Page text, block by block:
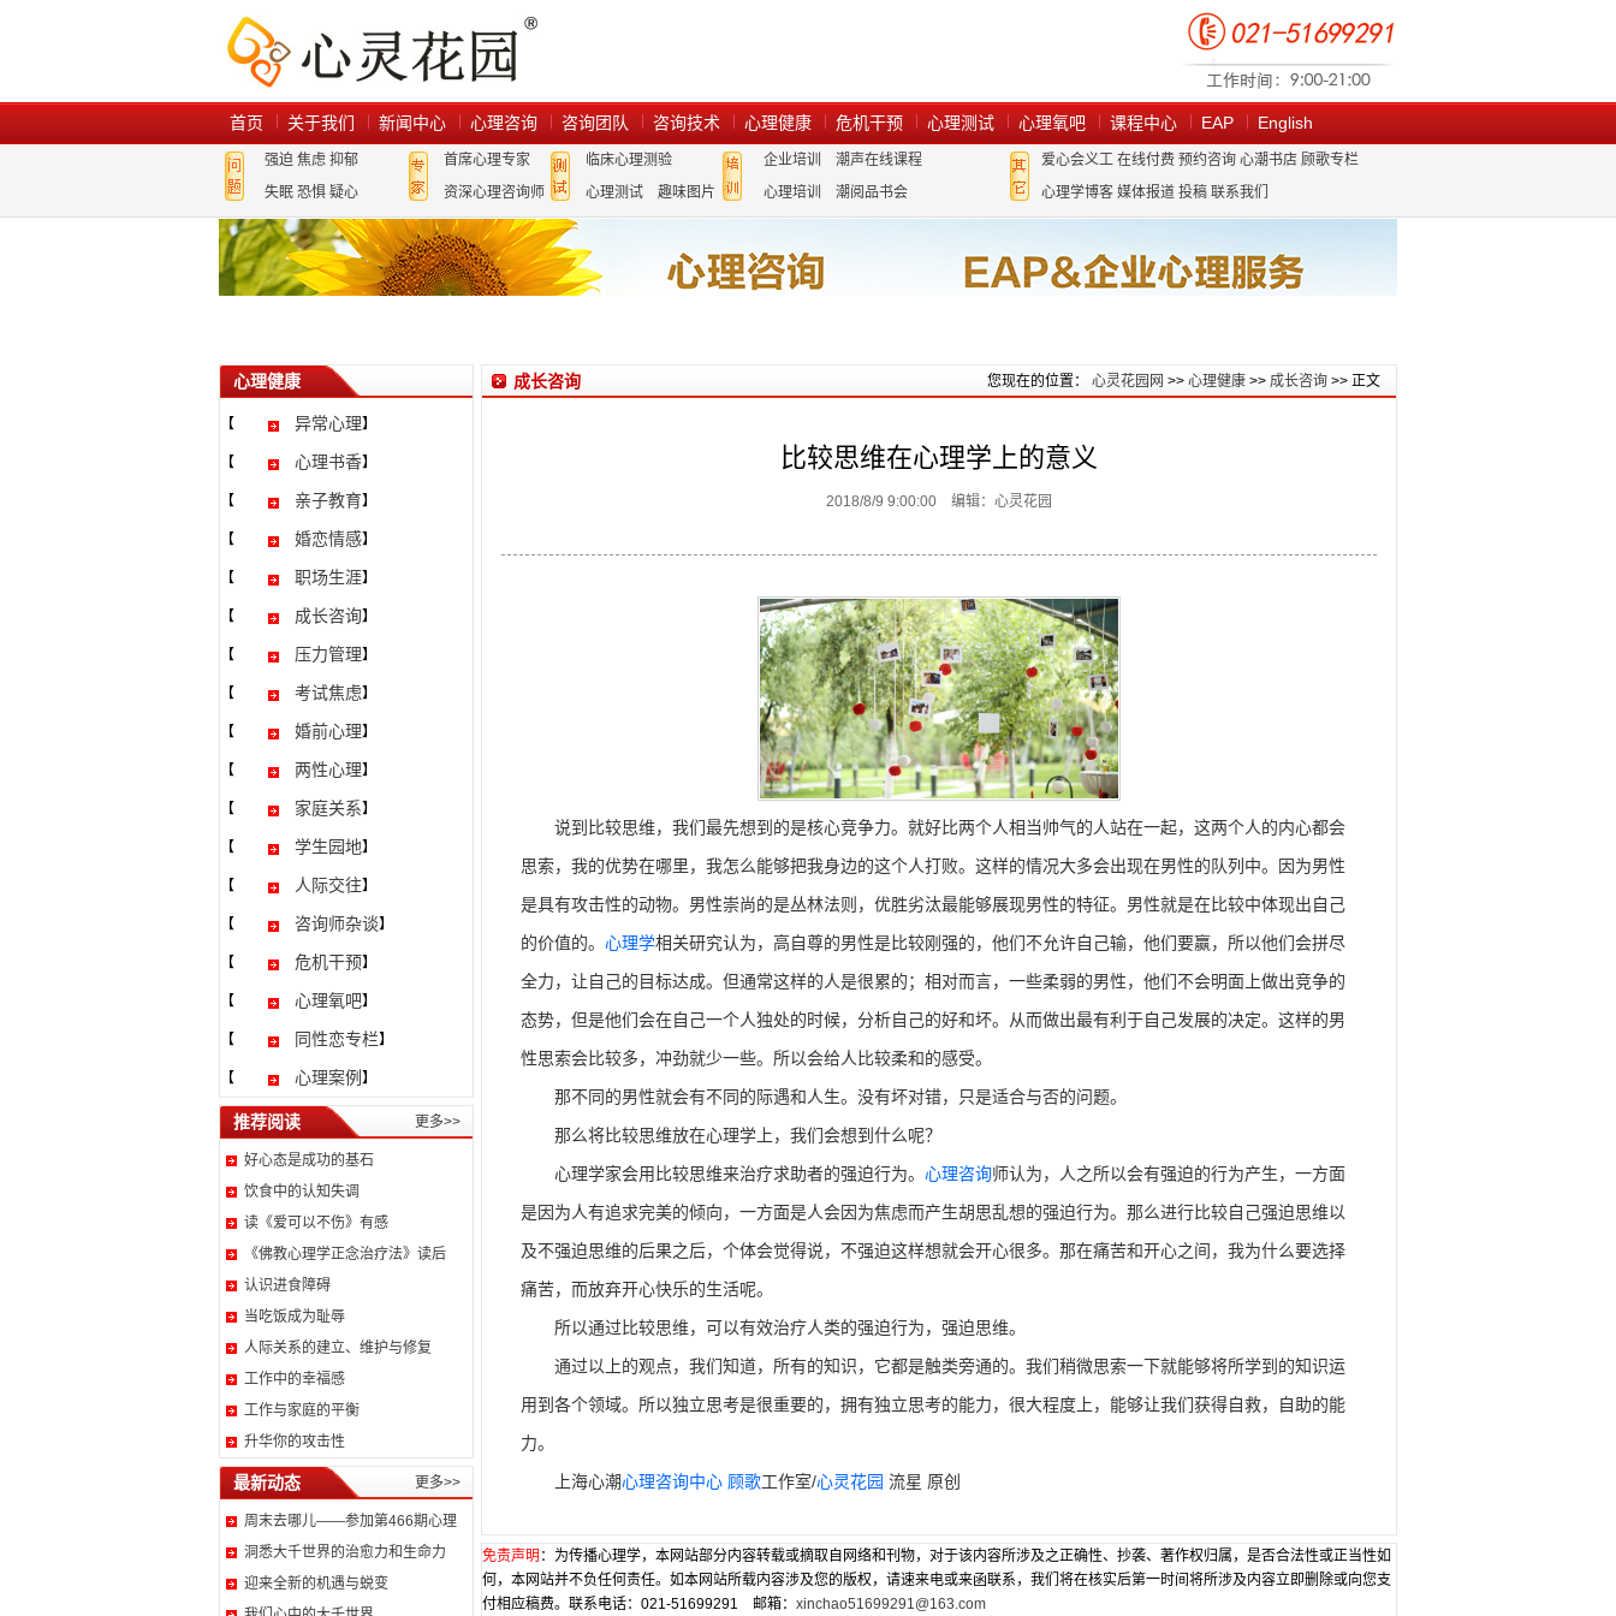
首页 关于我们 新闻中心 心理咨询 咨询团队 咨询技术 心理健康 危机干预 心理测试 心理氧吧 课程中心 EAP English
强迫 焦虑 抑郁
失眠 恐惧 疑心
首席心理专家
资深心理咨询师
临床心理测验
心理测试
趣味图片
企业培训
潮声在线课程
心理培训
潮阅品书会
爱心会义工 在线付费 预约咨询 心潮书店 顾歌专栏
心理学博客 媒体报道 投稿 联系我们
心理健康
【 异常心理】
【 心理书香】
【 亲子教育】
【 婚恋情感】
【 职场生涯】
【 成长咨询】
【 压力管理】
【 考试焦虑】
【 婚前心理】
【 两性心理】
【 家庭关系】
【 学生园地】
【 人际交往】
【 咨询师杂谈】
【 危机干预】
【 心理氧吧】
【 同性恋专栏】
【 心理案例 】
更多>>
推荐阅读
好心态是成功的基石
饮食中的认知失调
读《爱可以不伤》有感
《佛教心理学正念治疗法》读后
认识进食障碍
当吃饭成为耻辱
人际关系的建立、维护与修复
工作中的幸福感
工作与家庭的平衡
升华你的攻击性
更多>>
最新动态
周末去哪儿——参加第466期心理
洞悉大千世界的治愈力和生命力
迎来全新的机遇与蜕变
您现在的位置： 心灵花园网 >> 心理健康 >> 成长咨询 >> 正文
成长咨询
比较思维在心理学上的意义
2018/8/9 9:00:00 编辑：心灵花园
说到比较思维，我们最先想到的是核心竞争力。就好比两个人相当帅气的人站在一起，这两个人的内心都会
思索，我的优势在哪里，我怎么能够把我身边的这个人打败。这样的情况大多会出现在男性的队列中。因为男性
是具有攻击性的动物。男性崇尚的是丛林法则，优胜劣汰最能够展现男性的特征。男性就是在比较中体现出自己
的价值的。 心理学相关研究认为，高自尊的男性是比较刚强的，他们不允许自己输，他们要赢，所以他们会拼尽
全力，让自己的目标达成。但通常这样的人是很累的；相对而言，一些柔弱的男性，他们不会明面上做出竞争的
态势，但是他们会在自己一个人独处的时候，分析自己的好和坏。从而做出最有利于自己发展的决定。这样的男
性思索会比较多，冲劲就少一些。所以会给人比较柔和的感受。
那不同的男性就会有不同的际遇和人生。没有坏对错，只是适合与否的问题。
那么将比较思维放在心理学上，我们会想到什么呢？
心理学家会用比较思维来治疗求助者的强迫行为。 心理咨询师认为，人之所以会有强迫的行为产生，一方面
是因为人有追求完美的倾向，一方面是人会因为焦虑而产生胡思乱想的强迫行为。那么进行比较自己强迫思维以
及不强迫思维的后果之后，个体会觉得说，不强迫这样想就会开心很多。那在痛苦和开心之间，我为什么要选择
痛苦，而放弃开心快乐的生活呢。
所以通过比较思维，可以有效治疗人类的强迫行为，强迫思维。
通过以上的观点，我们知道，所有的知识，它都是触类旁通的。我们稍微思索一下就能够将所学到的知识运
用到各个领域。所以独立思考是很重要的，拥有独立思考的能力，很大程度上，能够让我们获得自救，自助的能
力。
上海心潮心理咨询中心 顾歌工作室/心灵花园 流星 原创
免责声明 ：为传播心理学，本网站部分内容转载或摘取自网络和刊物，对于该内容所涉及之正确性、抄袭、著作权归属，是否合法性或正当性如
何，本网站并不负任何责任。如本网站所载内容涉及您的版权，请速来电或来函联系，我们将在核实后第一时间将所涉及内容立即删除或向您支
付相应稿费。联系电话：021-51699291 邮箱： xinchao51699291@163.com